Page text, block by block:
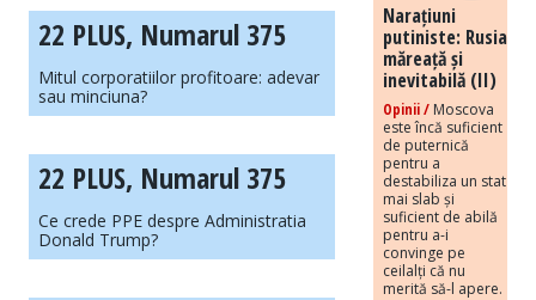
22 PLUS, Numarul 375
Mitul corporatiilor profitoare: adevar
sau minciuna?
22 PLUS, Numarul 375
Ce crede PPE despre Administratia
Donald Trump?
Narațiuni
putiniste: Rusia
măreață și
inevitabilă (II)
Opinii / Moscova
este încă suficient
de puternică
pentru a
destabiliza un stat
mai slab și
suficient de abilă
pentru a-i
convinge pe
ceilalți că nu
merită să-l apere.